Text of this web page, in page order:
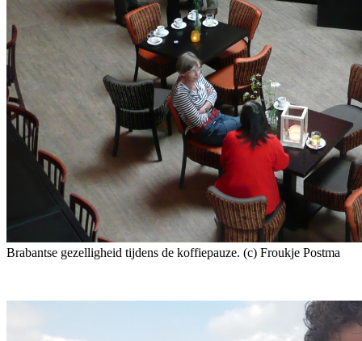
Brabantse gezelligheid tijdens de koffiepauze. (c) Froukje Postma